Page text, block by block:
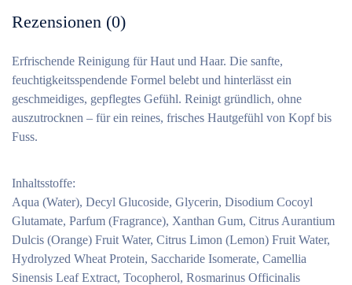
Rezensionen (0)
Erfrischende Reinigung für Haut und Haar. Die sanfte,
feuchtigkeitsspendende Formel belebt und hinterlässt ein
geschmeidiges, gepflegtes Gefühl. Reinigt gründlich, ohne
auszutrocknen – für ein reines, frisches Hautgefühl von Kopf bis
Fuss.
Inhaltsstoffe:
Aqua (Water), Decyl Glucoside, Glycerin, Disodium Cocoyl
Glutamate, Parfum (Fragrance), Xanthan Gum, Citrus Aurantium
Dulcis (Orange) Fruit Water, Citrus Limon (Lemon) Fruit Water,
Hydrolyzed Wheat Protein, Saccharide Isomerate, Camellia
Sinensis Leaf Extract, Tocopherol, Rosmarinus Officinalis